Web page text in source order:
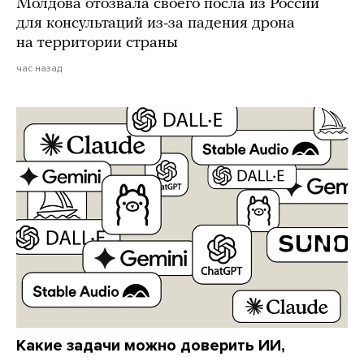
Молдова отозвала своего посла из России
для консультаций из-за падения дрона
на территории страны
час назад
Какие задачи можно доверить ИИ,